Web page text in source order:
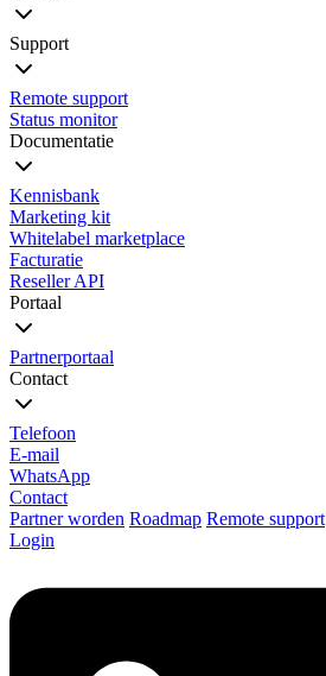
Support
Remote support
Status monitor
Documentatie
Kennisbank
Marketing kit
Whitelabel marketplace
Facturatie
Reseller API
Portaal
Partnerportaal
Contact
Telefoon
E-mail
WhatsApp
Contact
Partner worden Roadmap Remote support
Login